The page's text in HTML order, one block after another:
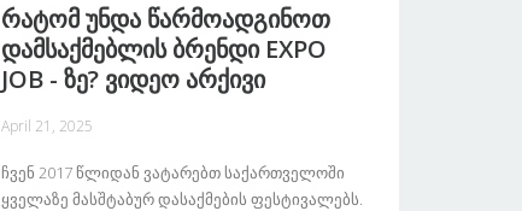
Რატომ Უნდა Წარმოადგინოთ
Დამსაქმებლის Ბრენდი EXPO
JOB - Ზე? Ვიდეო Არქივი
April 21, 2025
Ჩვენ 2017 Წლიდან Ვატარებთ Საქართველოში
Ყველაზე Მასშტაბურ Დასაქმების Ფესტივალებს.